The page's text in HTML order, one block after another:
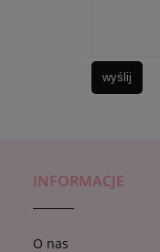
wyślij
INFORMACJE
O nas